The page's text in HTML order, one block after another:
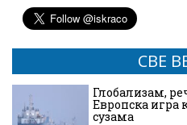
СВЕ
Глобализам,
Европска игра
сузама